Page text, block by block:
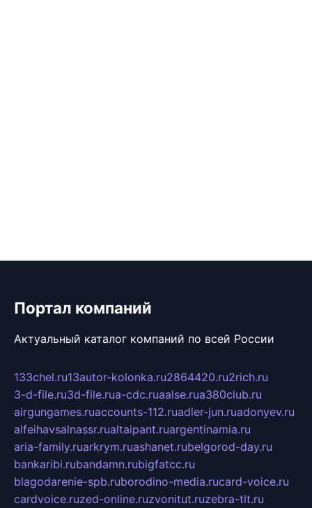
Портал компаний
Актуальный каталог компаний по всей России
133chel.ru13autor-kolonka.ru2864420.ru2rich.ru
3-d-file.ru3d-file.rua-cdc.ruaalse.rua380club.ru
airgungames.ruaccounts-112.ruadler-jun.ruadonyev.ru
alfeihavsalnassr.rualtaipant.ruargentinamia.ru
aria-family.ruarkrym.ruashanet.rubelgorod-day.ru
bankaribi.rubandamn.rubigfatcc.ru
blagodarenie-spb.ruborodino-media.rucard-voice.ru
cardvoice.ruzed-online.ruzvonitut.ruzebra-tlt.ru